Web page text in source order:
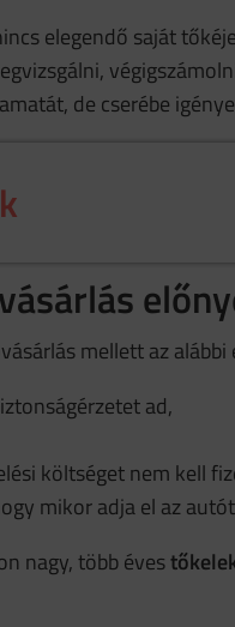
elegendő saját
de cserébe
mellett az
ad,
költséget nem kell
mikor adja el az
nagy, több éves